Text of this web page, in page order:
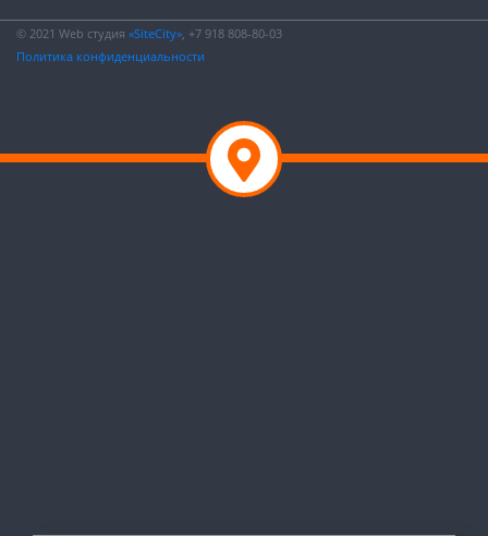
© 2021 Web студия «SiteCity», +7 918 808-80-03
Политика конфиденциальности